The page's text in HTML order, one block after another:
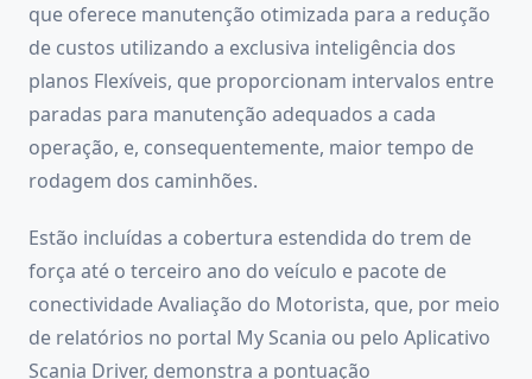
que oferece manutenção otimizada para a redução
de custos utilizando a exclusiva inteligência dos
planos Flexíveis, que proporcionam intervalos entre
paradas para manutenção adequados a cada
operação, e, consequentemente, maior tempo de
rodagem dos caminhões.
Estão incluídas a cobertura estendida do trem de
força até o terceiro ano do veículo e pacote de
conectividade Avaliação do Motorista, que, por meio
de relatórios no portal My Scania ou pelo Aplicativo
Scania Driver, demonstra a pontuação